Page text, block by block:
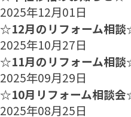
2025年12月01日
☆12月のリフォーム相
2025年10月27日
☆11月のリフォーム相
2025年09月29日
☆10月リフォーム相談
2025年08月25日